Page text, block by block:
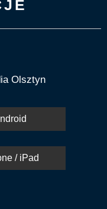
Olsztyn
/ iPad